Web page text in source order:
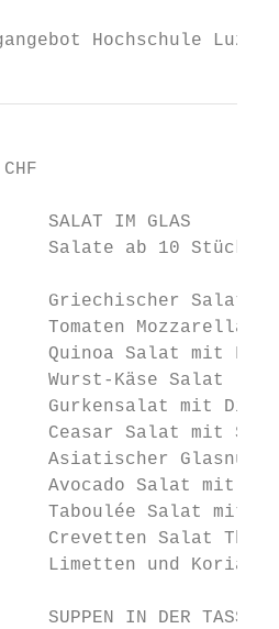
Hochschule
SALAT IM GLAS
Salate ab 10 Stück
Griechischer Salat
Tomaten Mozzarella
Quinoa Salat mit
Wurst-Käse Salat
Gurkensalat mit
Ceasar Salat mit
Asiatischer
Avocado Salat mit
Taboulée Salat mit
Crevetten Salat
Limetten und
SUPPEN IN DER TASSE